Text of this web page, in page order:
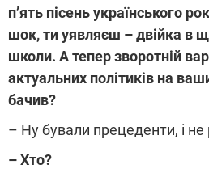
п’ять пісень українського
шок, ти уявляєш – двійка в
школи. А тепер зворотній
актуальних політиків на
бачив?
– Ну бували прецеденти, і не
– Хто?